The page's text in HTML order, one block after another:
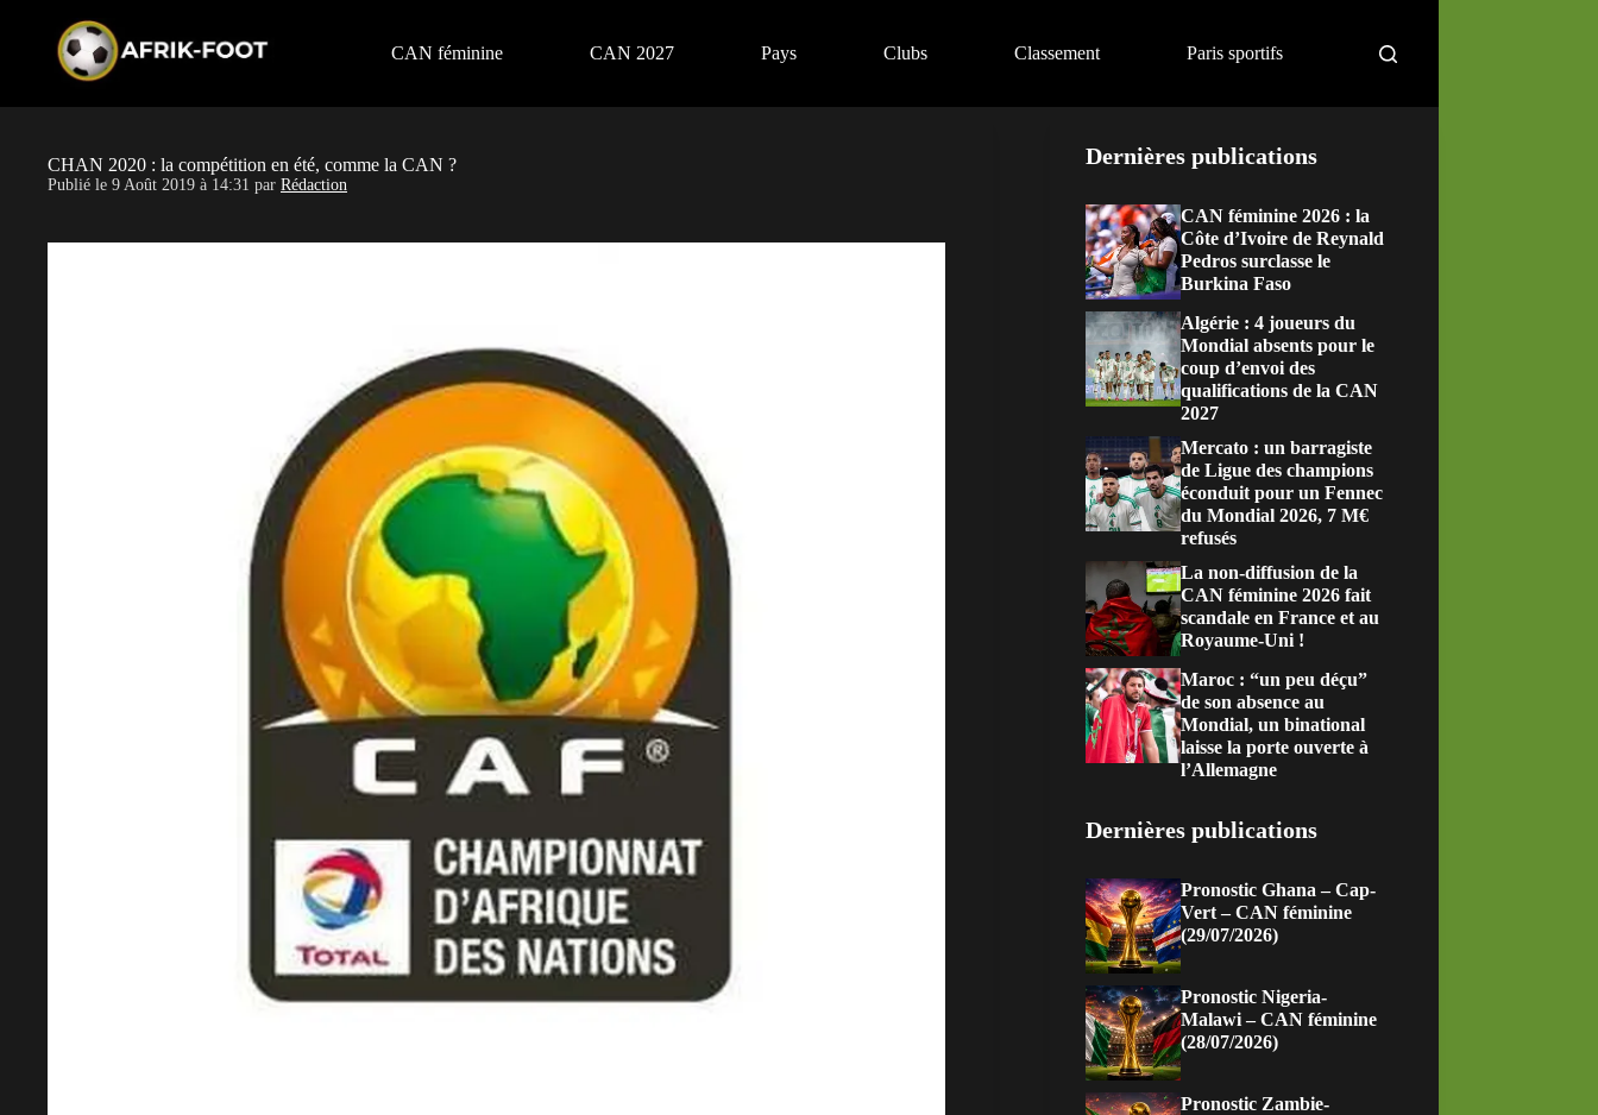
CAN féminine CAN 2027 Pays Clubs Classement Paris sportifs
CHAN 2020 : la compétition en été, comme la CAN ?
Publié le 9 Août 2019 à 14:31 par Rédaction
Dernières publications
CAN féminine 2026 : la
Côte d’Ivoire de Reynald
Pedros surclasse le
Burkina Faso
Algérie : 4 joueurs du
Mondial absents pour le
coup d’envoi des
qualifications de la CAN
2027
Mercato : un barragiste
de Ligue des champions
éconduit pour un Fennec
du Mondial 2026, 7 M€
refusés
La non-diffusion de la
CAN féminine 2026 fait
scandale en France et au
Royaume-Uni !
Maroc : “un peu déçu”
de son absence au
Mondial, un binational
laisse la porte ouverte à
l’Allemagne
Dernières publications
Pronostic Ghana – Cap-
Vert – CAN féminine
(29/07/2026)
Pronostic Nigeria-
Malawi – CAN féminine
(28/07/2026)
Pronostic Zambie-